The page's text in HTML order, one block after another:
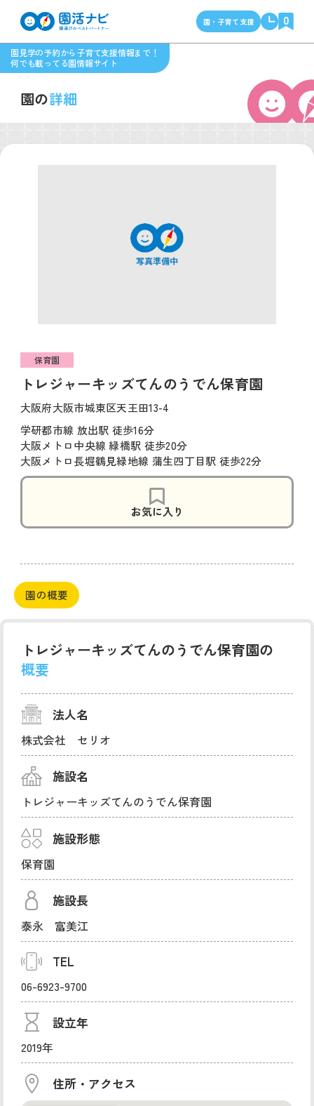
園見学の予約から子育て支援情報まで！
何でも載ってる園情報サイト
園・子育て支援 0
園の詳細
トレジャーキッズてんのうでん保育園
保育園
大阪府大阪市城東区天王田13-4
学研都市線 放出駅 徒歩16分
大阪メトロ中央線 緑橋駅 徒歩20分
大阪メトロ長堀鶴見緑地線 蒲生四丁目駅 徒歩22分
お気に入り
園の概要
トレジャーキッズてんのうでん保育園の
概要
法人名
株式会社 セリオ
施設名
トレジャーキッズてんのうでん保育園
施設形態
保育園
施設長
泰永 富美江
TEL
06-6923-9700
設立年
2019年
住所・アクセス